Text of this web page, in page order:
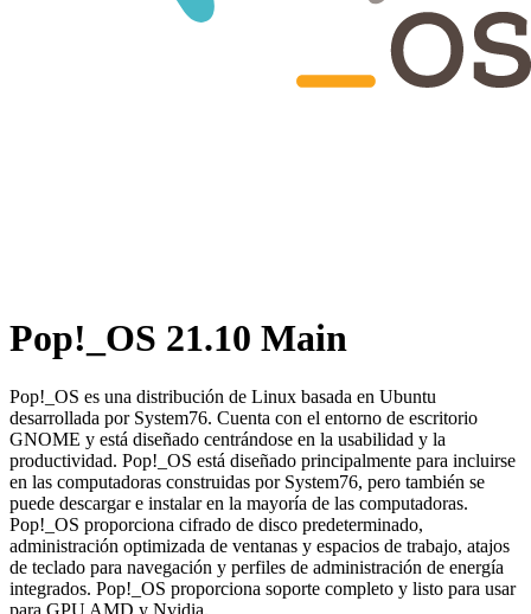
Pop!_OS 21.10 Main
Pop!_OS es una distribución de Linux basada en Ubuntu
desarrollada por System76. Cuenta con el entorno de escritorio
GNOME y está diseñado centrándose en la usabilidad y la
productividad. Pop!_OS está diseñado principalmente para incluirse
en las computadoras construidas por System76, pero también se
puede descargar e instalar en la mayoría de las computadoras.
Pop!_OS proporciona cifrado de disco predeterminado,
administración optimizada de ventanas y espacios de trabajo, atajos
de teclado para navegación y perfiles de administración de energía
integrados. Pop!_OS proporciona soporte completo y listo para usar
para GPU AMD y Nvidia.